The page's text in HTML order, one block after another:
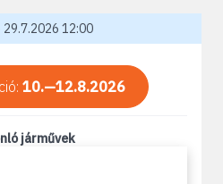
12:00
10.—12.8.2026
járművek